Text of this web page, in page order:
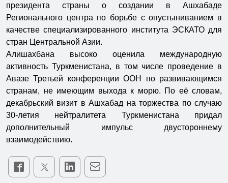
президента страны о создании в Ашхабаде
Регионального центра по борьбе с опустыниванием в
качестве специализированного института ЭСКАТО для
стран Центральной Азии.
Алишахбана высоко оценила международную
активность Туркменистана, в том числе проведение в
Авазе Третьей конференции ООН по развивающимся
странам, не имеющим выхода к морю. По её словам,
декабрьский визит в Ашхабад на торжества по случаю
30-летия нейтралитета Туркменистана придал
дополнительный импульс двустороннему
взаимодействию.